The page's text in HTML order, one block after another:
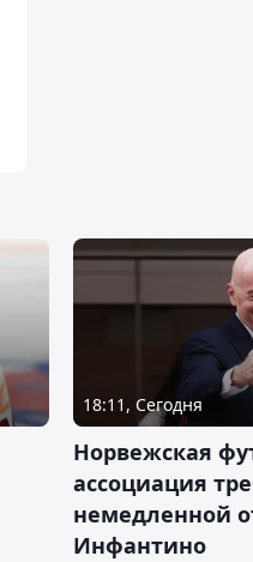
18:11, Сегодня
Норвежская
ассоциация
немедленной
Инфантино